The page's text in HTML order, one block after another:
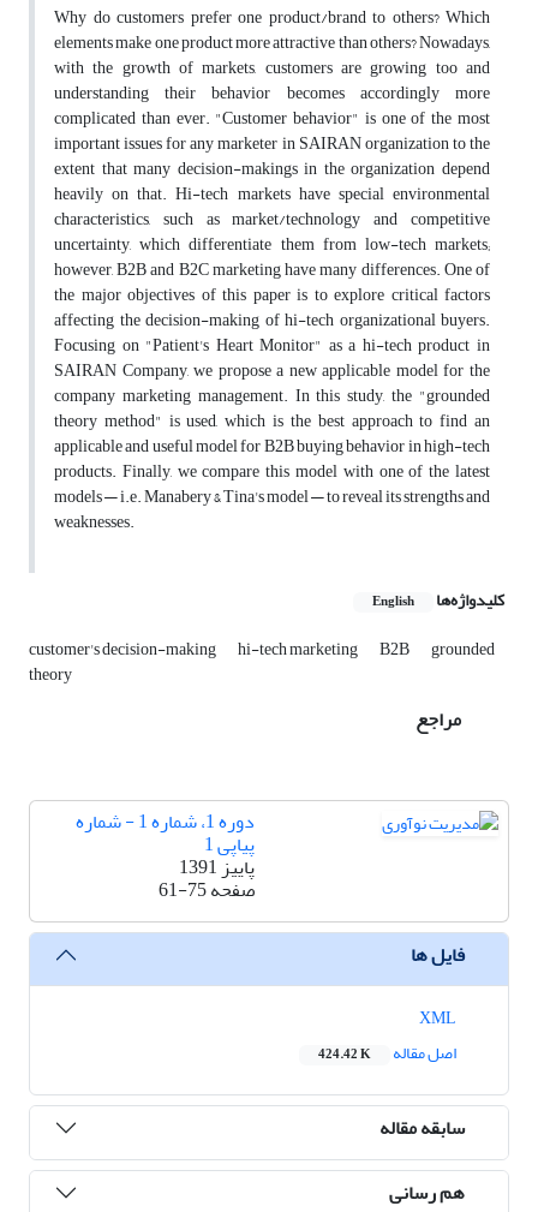
Why do customers prefer one product/brand to others? Which
elements make one product more attractive than others? Nowadays,
with the growth of markets, customers are growing too and
understanding their behavior becomes accordingly more
complicated than ever. "Customer behavior" is one of the most
important issues for any marketer in SAIRAN organization to the
extent that many decision-makings in the organization depend
heavily on that. Hi-tech markets have special environmental
characteristics, such as market/technology and competitive
uncertainty, which differentiate them from low-tech markets;
however, B2B and B2C marketing have many differences. One of
the major objectives of this paper is to explore critical factors
affecting the decision-making of hi-tech organizational buyers.
Focusing on "Patient's Heart Monitor" as a hi-tech product in
SAIRAN Company, we propose a new applicable model for the
company marketing management. In this study, the "grounded
theory method" is used, which is the best approach to find an
applicable and useful model for B2B buying behavior in high-tech
products. Finally, we compare this model with one of the latest
models — i.e. Manabery & Tina's model — to reveal its strengths and
weaknesses.
کلیدواژه‌ها English
customer's decision-making hi-tech marketing B2B grounded
theory
مراجع
دوره 1، شماره 1 - شماره
پیاپی 1
پاییز 1391
صفحه61-75
فایل ها
اصل مقاله
424.42 K
سابقه مقاله
هم رسانی